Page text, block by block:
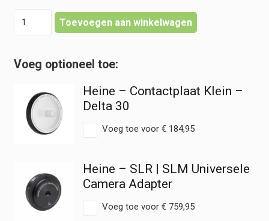
Contactplaat
Dermatoscoop
hoeveelheid
Toevoegen aan winkelwagen
Heine – Contactplaat Klein –
Delta 30
Voeg toe voor €184,95
Heine – SLR | SLM Universele
Camera Adapter
Voeg toe voor €759,95